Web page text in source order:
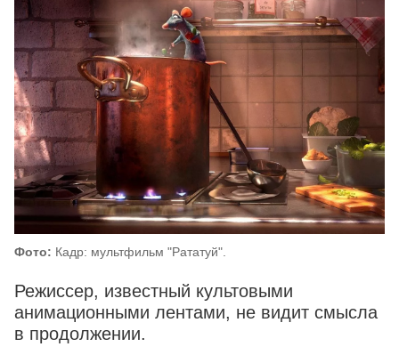
Фото: Кадр: мультфильм "Рататуй".
Режиссер, известный культовыми
анимационными лентами, не видит смысла
в продолжении.